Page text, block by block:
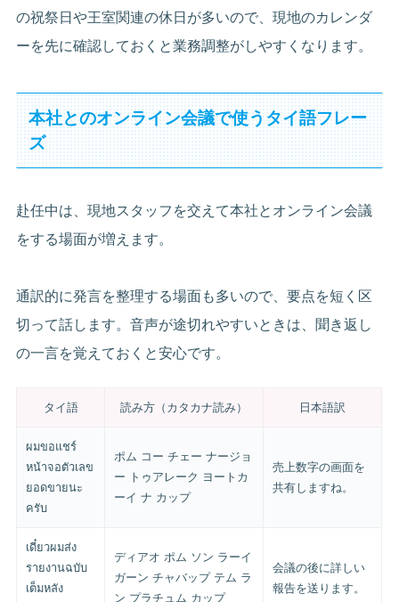
の祝祭日や王室関連の休日が多いので、現地のカレンダ
ーを先に確認しておくと業務調整がしやすくなります。
本社とのオンライン会議で使うタイ語フレー
ズ
赴任中は、現地スタッフを交えて本社とオンライン会議
をする場面が増えます。
通訳的に発言を整理する場面も多いので、要点を短く区
切って話します。音声が途切れやすいときは、聞き返し
の一言を覚えておくと安心です。
タイ語 読み方（カタカナ読み） 日本語訳
ผมขอแชร์
หน้าจอตัวเลข
ยอดขายนะ
ครับ
ポム コー チェー ナージョ
ー トゥアレーク ヨートカ
ーイ ナ カップ
売上数字の画面を
共有しますね。
เดี๋ยวผมส่ง
รายงานฉบับ
เต็มหลัง
ディアオ ポム ソン ラーイ
ガーン チャバップ テム ラ
ン プラチュム カップ
会議の後に詳しい
報告を送ります。